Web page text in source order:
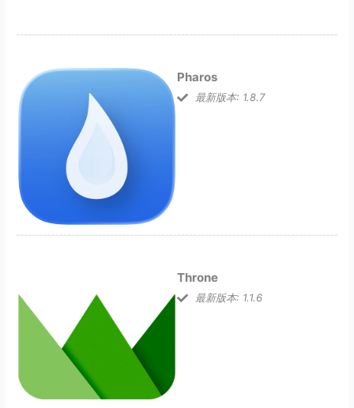
Pharos
最新版本: 1.8.7
Throne
最新版本: 1.1.6